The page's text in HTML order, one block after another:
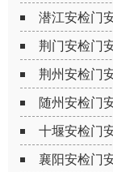
潜江安检门
荆门安检门
荆州安检门
随州安检门
十堰安检门
襄阳安检门